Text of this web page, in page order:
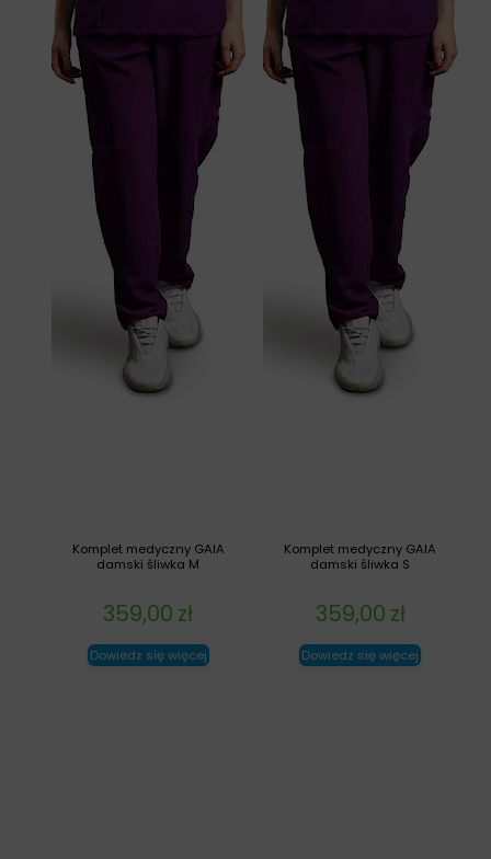
Komplet medyczny GAIA
damski śliwka S
359,00 zł
Dowiedz się więcej
Komplet medyczny GAIA
damski śliwka M
359,00 zł
Dowiedz się więcej